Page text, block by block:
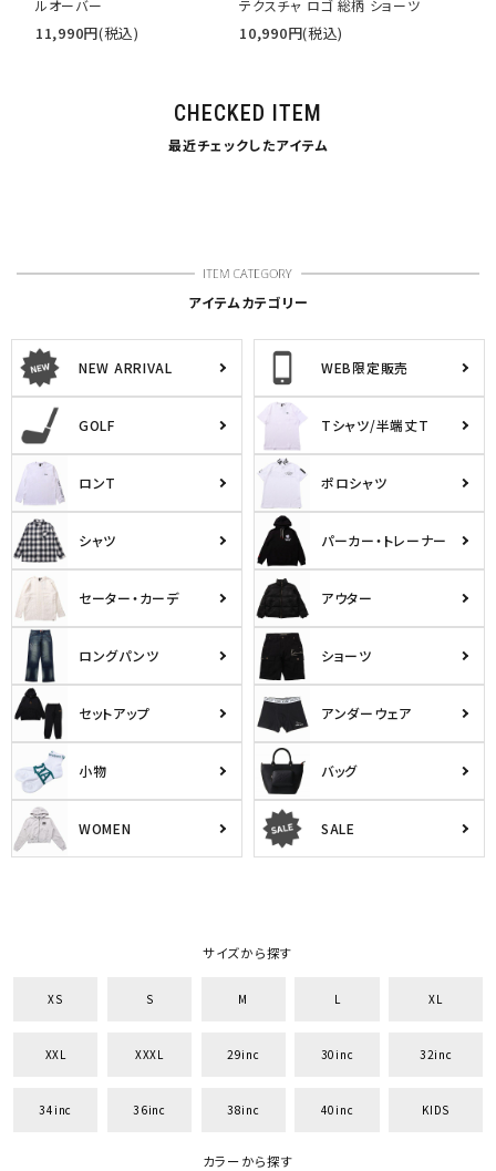
ルオーバー
11,990円(税込)
テクスチャ ロゴ 総柄 ショーツ
10,990円(税込)
CHECKED ITEM
最近チェックしたアイテム
アイテムカテゴリー
NEW ARRIVAL WEB限定販売
GOLF Tシャツ/半端丈T
ロンT ポロシャツ
シャツ パーカー・トレーナー
セーター・カーデ アウター
ロングパンツ ショーツ
セットアップ アンダーウェア
小物 バッグ
WOMEN SALE
サイズから探す
XS S M L XL
XXL XXXL 29inc 30inc 32inc
34inc 36inc 38inc 40inc KIDS
カラーから探す